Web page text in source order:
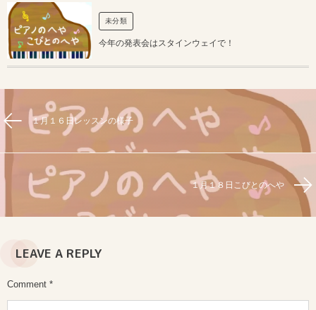
未分類
今年の発表会はスタインウェイで！
１月１６日レッスンの様子
１月１８日こびとのへや
LEAVE A REPLY
Comment *